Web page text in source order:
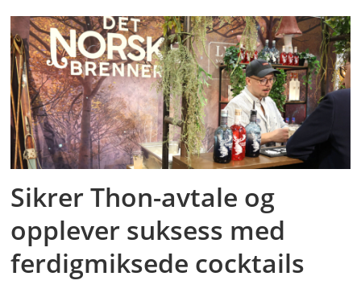
Sikrer Thon-avtale og
opplever suksess med
ferdigmiksede cocktails